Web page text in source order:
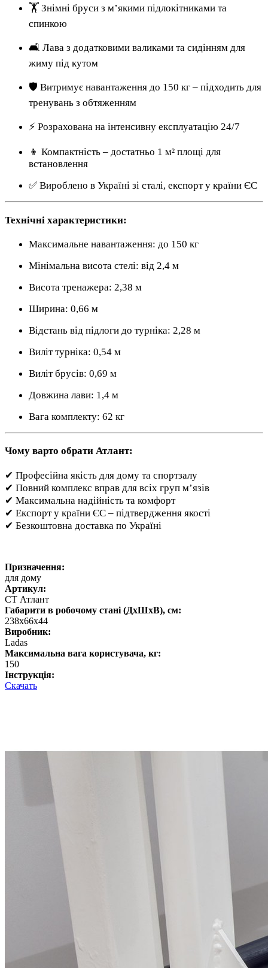
🏋️ Знімні бруси з м’якими підлокітниками та
спинкою
🛋 Лава з додатковими валиками та сидінням для
жиму під кутом
🛡 Витримує навантаження до 150 кг – підходить для
тренувань з обтяженням
⚡ Розрахована на інтенсивну експлуатацію 24/7
👦 Компактність – достатньо 1 м² площі для
встановлення
✅ Вироблено в Україні зі сталі, експорт у країни ЄС
Технічні характеристики:
Максимальне навантаження: до 150 кг
Мінімальна висота стелі: від 2,4 м
Висота тренажера: 2,38 м
Ширина: 0,66 м
Відстань від підлоги до турніка: 2,28 м
Виліт турніка: 0,54 м
Виліт брусів: 0,69 м
Довжина лави: 1,4 м
Вага комплекту: 62 кг
Чому варто обрати Атлант:
✔ Професійна якість для дому та спортзалу
✔ Повний комплекс вправ для всіх груп м’язів
✔ Максимальна надійність та комфорт
✔ Експорт у країни ЄС – підтвердження якості
✔ Безкоштовна доставка по Україні
Призначення:
для дому
Артикул:
СТ Атлант
Габарити в робочому стані (ДхШхВ), см:
238х66х44
Виробник:
Ladas
Максимальна вага користувача, кг:
150
Інструкція:
Скачать